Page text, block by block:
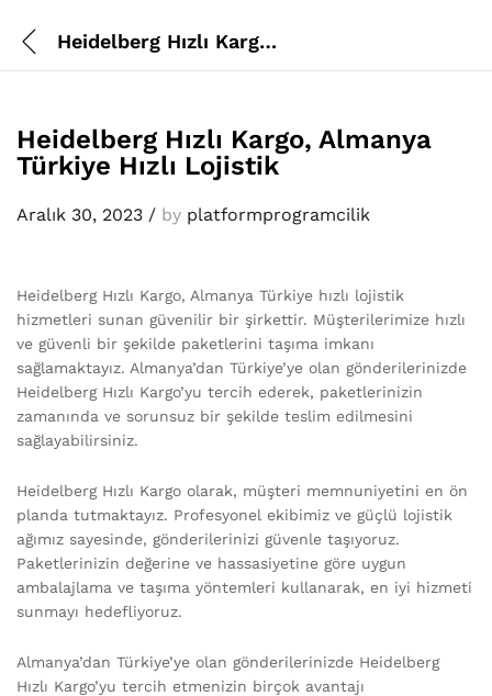
Heidelberg Hızlı Kargo, Almanya Türkiye Hızlı Lojistik
Heidelberg Hızlı Kargo, Almanya
Türkiye Hızlı Lojistik
Aralık 30, 2023 / by platformprogramcilik
Heidelberg Hızlı Kargo, Almanya Türkiye hızlı lojistik
hizmetleri sunan güvenilir bir şirkettir. Müşterilerimize hızlı
ve güvenli bir şekilde paketlerini taşıma imkanı
sağlamaktayız. Almanya’dan Türkiye’ye olan gönderilerinizde
Heidelberg Hızlı Kargo’yu tercih ederek, paketlerinizin
zamanında ve sorunsuz bir şekilde teslim edilmesini
sağlayabilirsiniz.
Heidelberg Hızlı Kargo olarak, müşteri memnuniyetini en ön
planda tutmaktayız. Profesyonel ekibimiz ve güçlü lojistik
ağımız sayesinde, gönderilerinizi güvenle taşıyoruz.
Paketlerinizin değerine ve hassasiyetine göre uygun
ambalajlama ve taşıma yöntemleri kullanarak, en iyi hizmeti
sunmayı hedefliyoruz.
Almanya’dan Türkiye’ye olan gönderilerinizde Heidelberg
Hızlı Kargo’yu tercih etmenizin birçok avantajı